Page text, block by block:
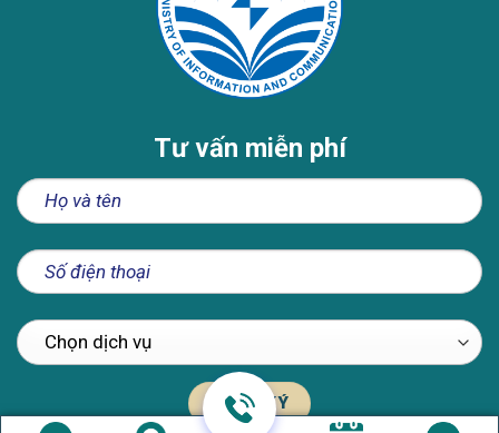
Tư vấn miễn phí